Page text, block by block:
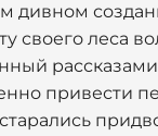
дивном
своего леса
привести